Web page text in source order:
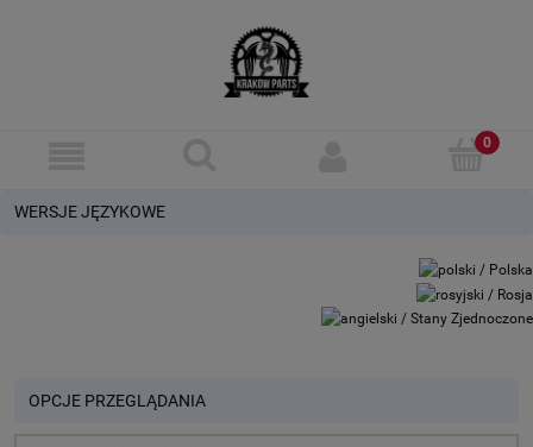
WERSJE JĘZYKOWE
OPCJE PRZEGLĄDANIA